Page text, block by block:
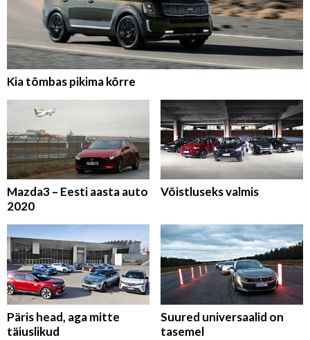
Kia tõmbas pikima kõrre
Mazda3 – Eesti aasta auto
2020
Võistluseks valmis
Päris head, aga mitte
täiuslikud
Suured universaalid on
tasemel